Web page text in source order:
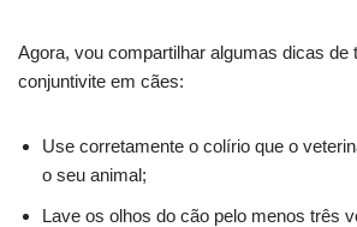
Agora, vou compartilhar algumas dicas de
conjuntivite em cães:
Use corretamente o colírio que o
o seu animal;
Lave os olhos do cão pelo menos três